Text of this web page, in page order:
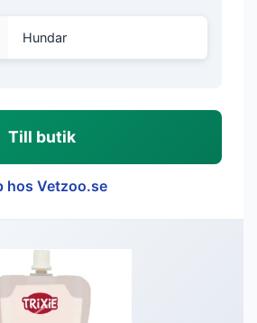
Hundar
Till butik
hos Vetzoo.se